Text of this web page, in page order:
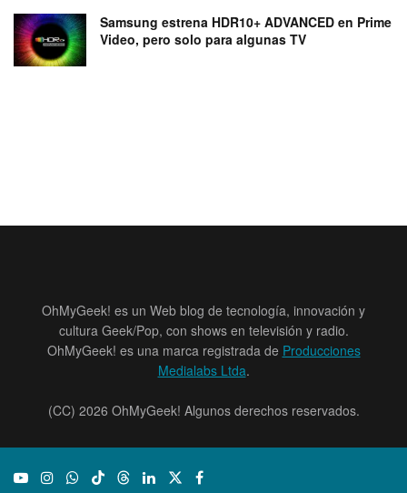
Samsung estrena HDR10+ ADVANCED en Prime
Video, pero solo para algunas TV
OhMyGeek! es un Web blog de tecnología, innovación y
cultura Geek/Pop, con shows en televisión y radio.
OhMyGeek! es una marca registrada de Producciones
Medialabs Ltda.
(CC) 2026 OhMyGeek! Algunos derechos reservados.